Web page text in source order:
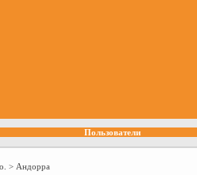
Пользователи
> Андорра